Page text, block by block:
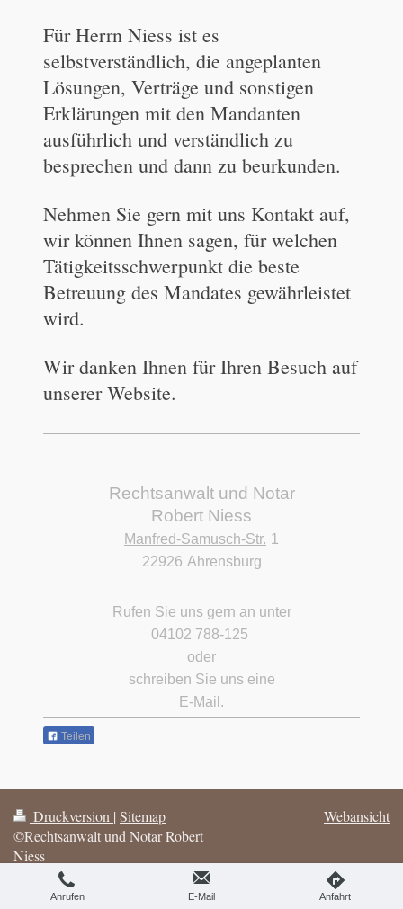
Für Herrn Niess ist es
selbstverständlich, die angeplanten
Lösungen, Verträge und sonstigen
Erklärungen mit den Mandanten
ausführlich und verständlich zu
besprechen und dann zu beurkunden.
Nehmen Sie gern mit uns Kontakt auf,
wir können Ihnen sagen, für welchen
Tätigkeitsschwerpunkt die beste
Betreuung des Mandates gewährleistet
wird.
Wir danken Ihnen für Ihren Besuch auf
unserer Website.
Rechtsanwalt und Notar
Robert Niess
Manfred-Samusch-Str. 1
22926 Ahrensburg
Rufen Sie uns gern an unter
04102 788-125
oder
schreiben Sie uns eine
E-Mail .
Teilen
Druckversion | Sitemap
©Rechtsanwalt und Notar Robert
Niess
Webansicht
Anrufen E-Mail Anfahrt